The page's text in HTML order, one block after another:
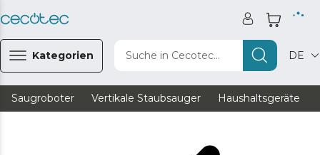
Kategorien Suche in Cecotec... DE
Saugroboter Vertikale Staubsauger Haushaltsgeräte